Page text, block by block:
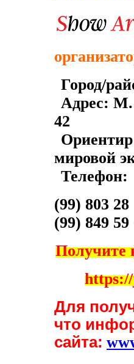
Город/
Адрес: М.
42
мировой
Телефон:
(99) 803 28
(99) 849 59
Получите
Для
что
сайта: